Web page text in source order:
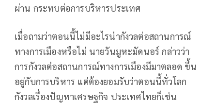
ผ่าน กระทบต่อการบริหารประเทศ
เมื่อถามว่าตอนนี้ไม่มีอะไรน่ากังวลต่อสถานการณ์
ทางการเมืองหรือไม่ นายวันมูหะมัดนอร์ กล่าวว่า
การกังวลต่อสถานการณ์ทางการเมืองมีมาตลอด ขึ้น
อยู่กับการบริหาร แต่ต้องยอมรับว่าตอนนี้ทั่วโลก
กังวลเรื่องปัญหาเศรษฐกิจ ประเทศไทยก็เช่น